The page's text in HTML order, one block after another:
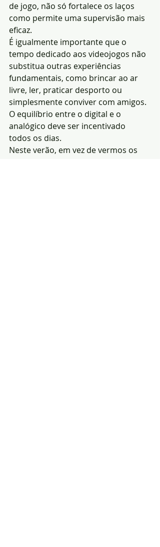
de jogo, não só fortalece os laços
como permite uma supervisão mais
eficaz.
É igualmente importante que o
tempo dedicado aos videojogos não
substitua outras experiências
fundamentais, como brincar ao ar
livre, ler, praticar desporto ou
simplesmente conviver com amigos.
O equilíbrio entre o digital e o
analógico deve ser incentivado
todos os dias.
Neste verão, em vez de vermos os